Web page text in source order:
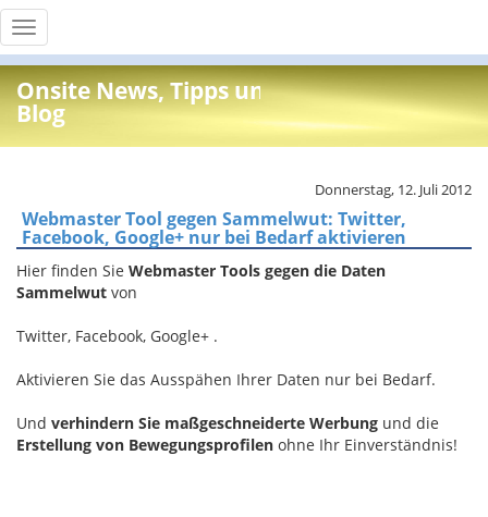
Toggle
navigation
Onsite News, Tipps und Info
Blog
Donnerstag, 12. Juli 2012
Webmaster Tool gegen Sammelwut: Twitter,
Facebook, Google+ nur bei Bedarf aktivieren
Hier finden Sie Webmaster Tools gegen die Daten
Sammelwut von
Twitter, Facebook, Google+ .
Aktivieren Sie das Ausspähen Ihrer Daten nur bei Bedarf.
Und verhindern Sie maßgeschneiderte Werbung und die
Erstellung von Bewegungsprofilen ohne Ihr Einverständnis!